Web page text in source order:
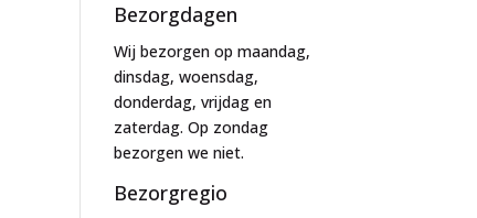
Bezorgdagen
Wij bezorgen op maandag,
dinsdag, woensdag,
donderdag, vrijdag en
zaterdag. Op zondag
bezorgen we niet.
Bezorgregio